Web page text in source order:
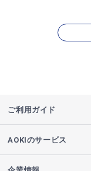
ご利用ガイド
AOKIのサービス